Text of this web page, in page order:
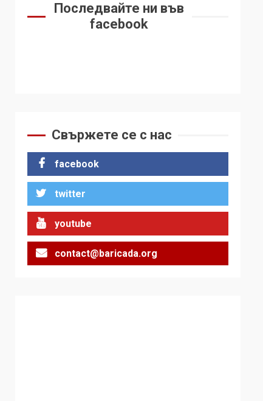
Последвайте ни във
facebook
Свържете се с нас
facebook
twitter
youtube
contact@baricada.org